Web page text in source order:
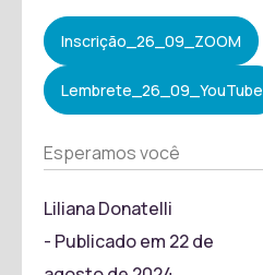
Inscrição_26_09_ZOOM
Lembrete_26_09_YouTube
Esperamos você
Liliana Donatelli
- Publicado em 22 de